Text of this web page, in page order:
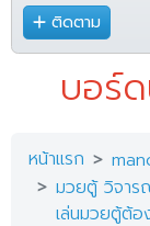
ติดตาม
บอร์
หน้าแรก
มวยตู้ วิจาร
เล่นมวยตู้ต้อ